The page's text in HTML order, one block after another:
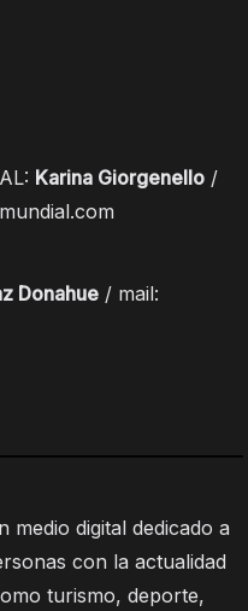
Karina Giorgenello /
Donahue / mail:
medio digital dedicado a
con la actualidad
turismo, deporte,